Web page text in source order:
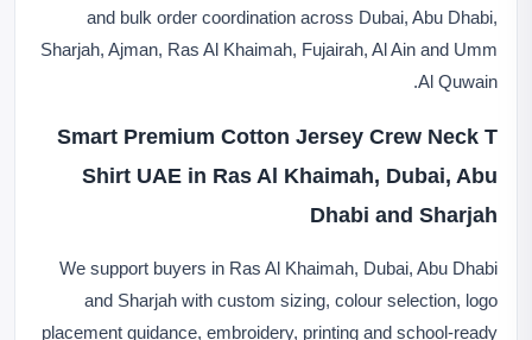
and bulk order coordination across Dubai, Abu Dhabi,
Sharjah, Ajman, Ras Al Khaimah, Fujairah, Al Ain and Umm
Al Quwain.
Smart Premium Cotton Jersey Crew Neck T
Shirt UAE in Ras Al Khaimah, Dubai, Abu
Dhabi and Sharjah
We support buyers in Ras Al Khaimah, Dubai, Abu Dhabi
and Sharjah with custom sizing, colour selection, logo
placement guidance, embroidery, printing and school-ready